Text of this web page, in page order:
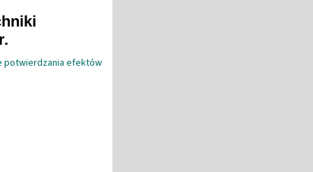
potwierdzania efektów